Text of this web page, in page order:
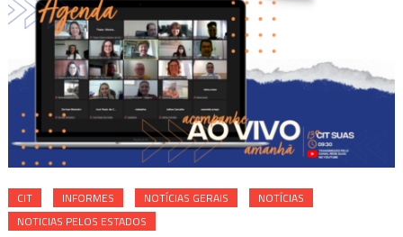
CIT INFORMES NOTÍ­CIAS GERAIS
NOTÍCIAS
NOTICIAS PELOS ESTADOS